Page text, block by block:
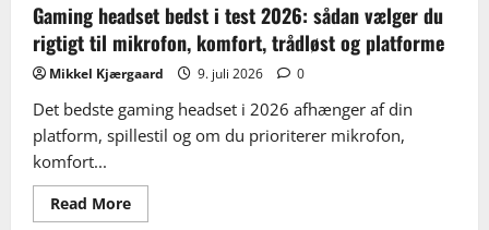
Gaming headset bedst i test 2026: sådan vælger du
rigtigt til mikrofon, komfort, trådløst og platforme
Mikkel Kjærgaard 9. juli 2026 0
Det bedste gaming headset i 2026 afhænger af din
platform, spillestil og om du prioriterer mikrofon,
komfort...
Read MoreRead
more